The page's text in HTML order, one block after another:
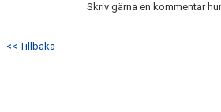
Skriv gärna en kommentar
<< Tillbaka